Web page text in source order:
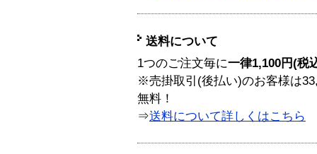
送料について
1つのご注文毎に一律1,100円(税
※売掛取引(後払い)のお客様は
無料！
⇒送料について詳しくはこちら